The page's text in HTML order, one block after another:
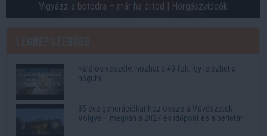
Vigyázz a botodra – már ha érted | Horgászvideók
Halálos veszélyt hozhat a 40 fok: így jelezhet a
hőguta
35 éve generációkat hoz össze a Művészetek
Völgye – megvan a 2027-es időpont és a bérletár